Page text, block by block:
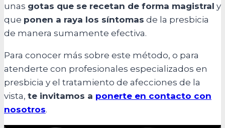
unas gotas que se recetan de forma magistral y
que ponen a raya los síntomas de la presbicia
de manera sumamente efectiva.
Para conocer más sobre este método, o para
atenderte con profesionales especializados en
presbicia y el tratamiento de afecciones de la
vista, te invitamos a ponerte en contacto con
nosotros.